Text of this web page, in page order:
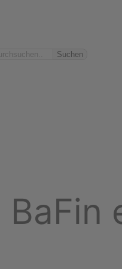
Suchen